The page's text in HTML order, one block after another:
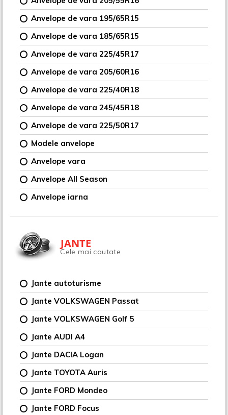
Anvelope de vara 195/65R15
Anvelope de vara 185/65R15
Anvelope de vara 225/45R17
Anvelope de vara 205/60R16
Anvelope de vara 225/40R18
Anvelope de vara 245/45R18
Anvelope de vara 225/50R17
Modele anvelope
Anvelope vara
Anvelope All Season
Anvelope iarna
JANTE
Cele mai cautate
Jante autoturisme
Jante VOLKSWAGEN Passat
Jante VOLKSWAGEN Golf 5
Jante AUDI A4
Jante DACIA Logan
Jante TOYOTA Auris
Jante FORD Mondeo
Jante FORD Focus